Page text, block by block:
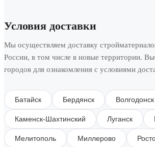
Условия доставки
Мы осуществляем доставку
России, в том числе в новые территории.
городов для ознакомления с условиями
Батайск Бердянск Волгодонск
Каменск-Шахтинский Луганск
Мелитополь Миллерово